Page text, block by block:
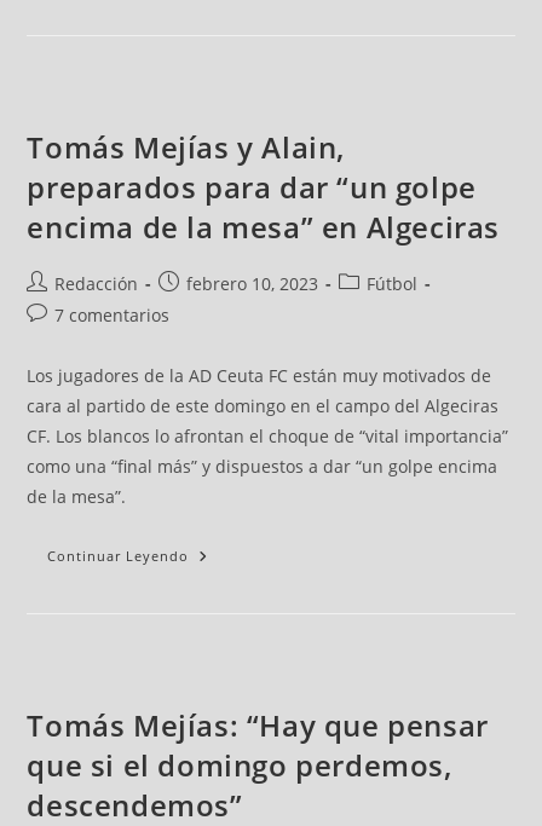
Tomás Mejías y Alain,
preparados para dar “un golpe
encima de la mesa” en Algeciras
Redacción febrero 10, 2023
Fútbol
7 comentarios
Los jugadores de la AD Ceuta FC están muy motivados de
cara al partido de este domingo en el campo del Algeciras
CF. Los blancos lo afrontan el choque de “vital importancia”
como una “final más” y dispuestos a dar “un golpe encima
de la mesa”.
Continuar Leyendo
Tomás Mejías: “Hay que pensar
que si el domingo perdemos,
descendemos”